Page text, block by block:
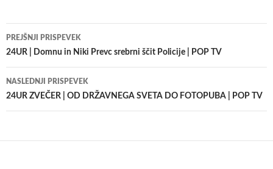
Krmarjenje
po
prispevkih
PREJŠNJI PRISPEVEK
24UR | Domnu in Niki Prevc srebrni ščit Policije | POP TV
NASLEDNJI PRISPEVEK
24UR ZVEČER | OD DRŽAVNEGA SVETA DO FOTOPUBA | POP TV